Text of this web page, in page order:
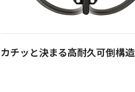
カチッと決まる高耐久可倒構造